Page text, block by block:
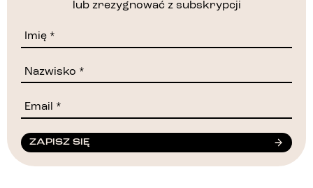
lub zrezygnować z subskrypcji
ZAPISZ SIĘ